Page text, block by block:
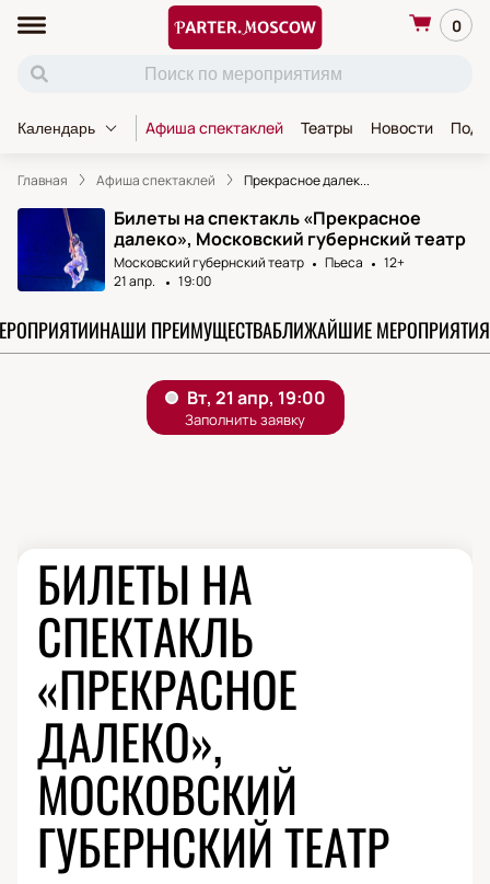
0
Календарь Афиша спектаклей Театры Новости
Главная Афиша спектаклей Прекрасное далек...
Билеты на спектакль «Прекрасное
далеко», Московский губернский театр
Московский губернский театр Пьеса
12+
21 апр.
19:00
НАШИ ПРЕИМУЩЕСТВАБЛИЖАЙШИЕ МЕРОПРИЯТИЯ
БИЛЕТЫ НА
СПЕКТАКЛЬ
«ПРЕКРАСНОЕ
ДАЛЕКО»,
МОСКОВСКИЙ
ГУБЕРНСКИЙ ТЕАТР